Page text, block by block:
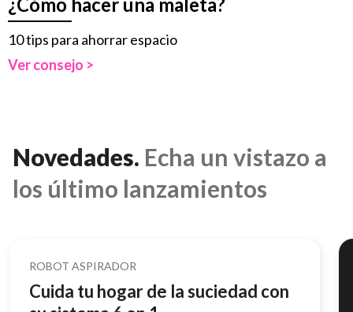
10 tips para ahorrar espacio
Ver consejo >
Novedades. Echa un vistazo a
los último lanzamientos
ROBOT ASPIRADOR
Cuida tu hogar de la suciedad con